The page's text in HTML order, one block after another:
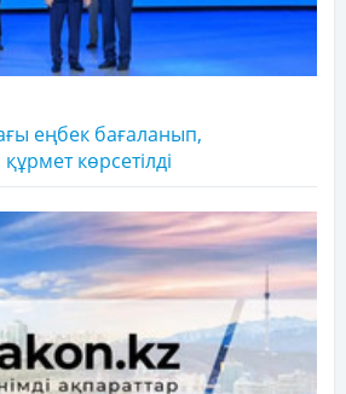
еңбек бағаланып,
көрсетілді